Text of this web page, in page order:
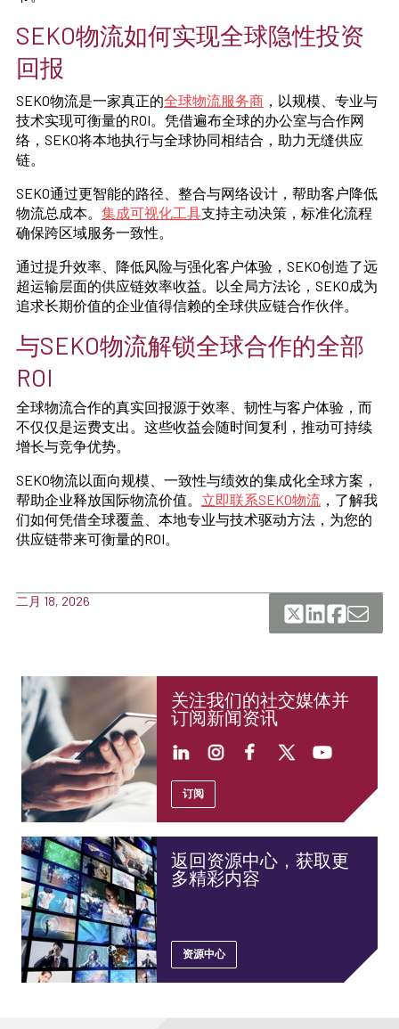
SEKO物流如何实现全球隐性投资
回报
SEKO物流是一家真正的全球物流服务商 ，以规模、专业与
技术实现可衡量的ROI。凭借遍布全球的办公室与合作网
络，SEKO将本地执行与全球协同相结合，助力无缝供应
链。
SEKO通过更智能的路径、整合与网络设计，帮助客户降低
物流总成本。 集成可视化工具支持主动决策，标准化流程
确保跨区域服务一致性。
通过提升效率、降低风险与强化客户体验，SEKO创造了远
超运输层面的供应链效率收益。以全局方法论，SEKO成为
追求长期价值的企业值得信赖的全球供应链合作伙伴。
与SEKO物流解锁全球合作的全部
ROI
全球物流合作的真实回报源于效率、韧性与客户体验，而
不仅仅是运费支出。这些收益会随时间复利，推动可持续
增长与竞争优势。
SEKO物流以面向规模、一致性与绩效的集成化全球方案，
帮助企业释放国际物流价值。 立即联系SEKO物流 ，了解我
们如何凭借全球覆盖、本地专业与技术驱动方法，为您的
供应链带来可衡量的ROI。
二月 18, 2026
关注我们的社交媒体并
订阅新闻资讯
订阅
返回资源中心，获取更
多精彩内容
资源中心